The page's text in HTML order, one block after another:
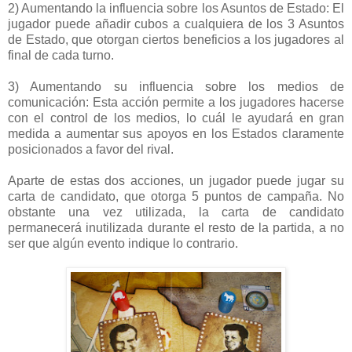
2) Aumentando la influencia sobre los Asuntos de Estado: El
jugador puede añadir cubos a cualquiera de los 3 Asuntos
de Estado, que otorgan ciertos beneficios a los jugadores al
final de cada turno.
3) Aumentando su influencia sobre los medios de
comunicación: Esta acción permite a los jugadores hacerse
con el control de los medios, lo cuál le ayudará en gran
medida a aumentar sus apoyos en los Estados claramente
posicionados a favor del rival.
Aparte de estas dos acciones, un jugador puede jugar su
carta de candidato, que otorga 5 puntos de campaña. No
obstante una vez utilizada, la carta de candidato
permanecerá inutilizada durante el resto de la partida, a no
ser que algún evento indique lo contrario.